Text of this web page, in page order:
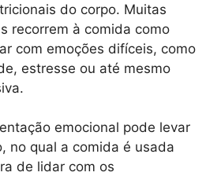
do corpo. Muitas
recorrem à comida como
com emoções difíceis, como
estresse ou até mesmo
emocional pode levar
no qual a comida é usada
de lidar com os